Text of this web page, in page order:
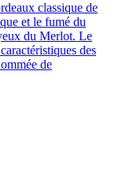
classique de
et le fumé du
du Merlot. Le
des
de